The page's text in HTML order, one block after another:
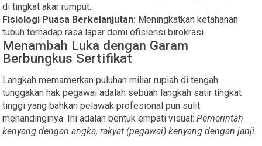
di tingkat akar rumput.
Fisiologi Puasa Berkelanjutan: Meningkatkan ketahanan
tubuh terhadap rasa lapar demi efisiensi birokrasi.
​Menambah Luka dengan Garam
Berbungkus Sertifikat
​Langkah memamerkan puluhan miliar rupiah di tengah
tunggakan hak pegawai adalah sebuah langkah satir tingkat
tinggi yang bahkan pelawak profesional pun sulit
menandinginya. Ini adalah bentuk empati visual:Pemerintah
kenyang dengan angka, rakyat (pegawai) kenyang dengan janji.